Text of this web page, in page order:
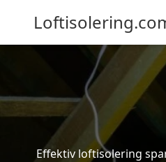
Effektiv loftisolering